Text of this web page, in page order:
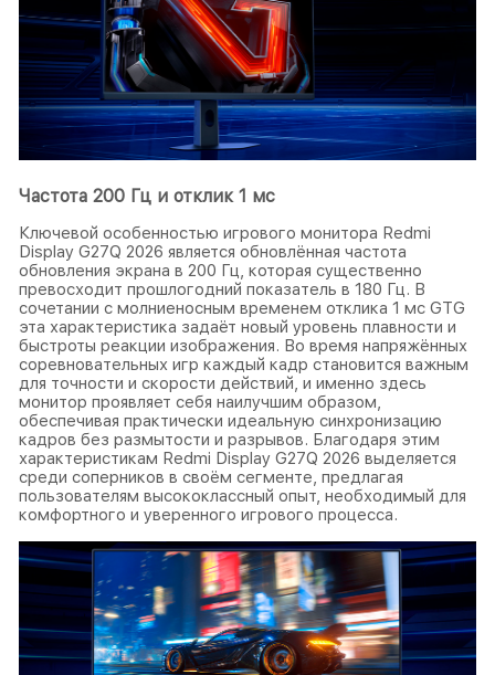
Частота 200 Гц и отклик 1 мс
Ключевой особенностью игрового монитора Redmi
Display G27Q 2026 является обновлённая частота
обновления экрана в 200 Гц, которая существенно
превосходит прошлогодний показатель в 180 Гц. В
сочетании с молниеносным временем отклика 1 мс GTG
эта характеристика задаёт новый уровень плавности и
быстроты реакции изображения. Во время напряжённых
соревновательных игр каждый кадр становится важным
для точности и скорости действий, и именно здесь
монитор проявляет себя наилучшим образом,
обеспечивая практически идеальную синхронизацию
кадров без размытости и разрывов. Благодаря этим
характеристикам Redmi Display G27Q 2026 выделяется
среди соперников в своём сегменте, предлагая
пользователям высококлассный опыт, необходимый для
комфортного и уверенного игрового процесса.